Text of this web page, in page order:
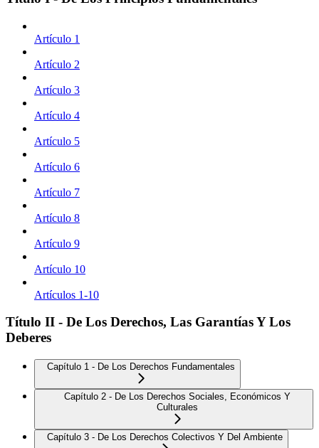
Artículo 1
Artículo 2
Artículo 3
Artículo 4
Artículo 5
Artículo 6
Artículo 7
Artículo 8
Artículo 9
Artículo 10
Artículos 1-10
Título II - De Los Derechos, Las Garantías Y Los
Deberes
Capítulo 1 - De Los Derechos Fundamentales
Capítulo 2 - De Los Derechos Sociales, Económicos Y
Culturales
Capítulo 3 - De Los Derechos Colectivos Y Del Ambiente